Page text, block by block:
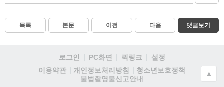
목록 본문 이전 다음 댓글보기
로그인 PC화면 퀵링크
설정
이용약관
개인정보처리방침
청소년보호정책
불법촬영물신고안내
▲